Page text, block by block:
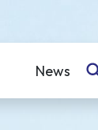
News